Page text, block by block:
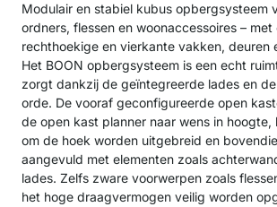
Modulair en stabiel kubus opbergsysteem
ordners, flessen en woonaccessoires –
rechthoekige en vierkante vakken, deuren
Het BOON opbergsysteem is een echt
zorgt dankzij de geïntegreerde lades en
orde. De vooraf geconfigureerde open
de open kast planner naar wens in
om de hoek worden uitgebreid en
aangevuld met elementen zoals
lades. Zelfs zware voorwerpen zoals
het hoge draagvermogen veilig worden